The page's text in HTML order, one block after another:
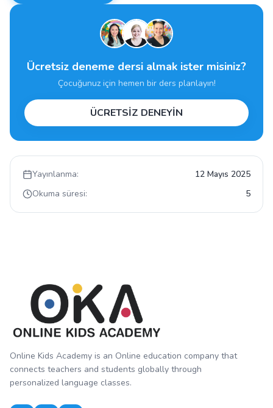
Ücretsiz deneme dersi almak ister misiniz?
Çocuğunuz için hemen bir ders planlayın!
ÜCRETSİZ DENEYİN
Yayınlanma:
12 Mayıs 2025
Okuma süresi:
5
Online Kids Academy is an Online education company that
connects teachers and students globally through
personalized language classes.